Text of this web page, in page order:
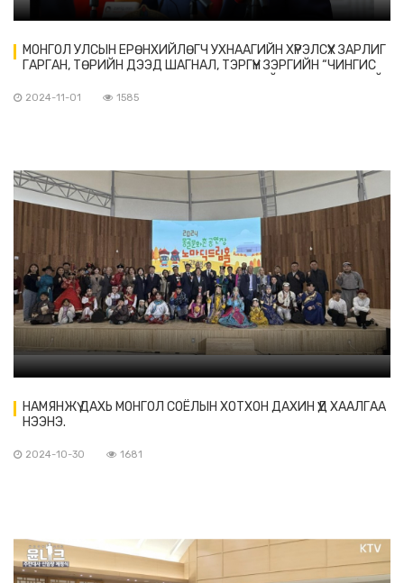
МОНГОЛ УЛСЫН ЕРӨНХИЙЛӨГЧ УХНААГИЙН ХҮРЭЛСҮХ ЗАРЛИГ
ГАРГАН, ТӨРИЙН ДЭЭД ШАГНАЛ, ТЭРГҮҮН ЗЭРГИЙН “ЧИНГИС
НАРИЙН БИЧГИЙН ДАРГА БАН ГИ МҮН-Д ХҮРТЭЭХЭЭР БОЛЛОО.
2024-11-01 1585
НАМЯНЖҮ ДАХЬ МОНГОЛ СОЁЛЫН ХОТХОН ДАХИН ҮҮД ХААЛГАА
НЭЭНЭ.
2024-10-30 1681